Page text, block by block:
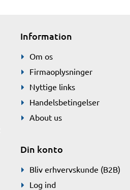
Information
Om os
Firmaoplysninger
Nyttige links
Handelsbetingelser
About us
Din konto
Bliv erhvervskunde (B2B)
Log ind